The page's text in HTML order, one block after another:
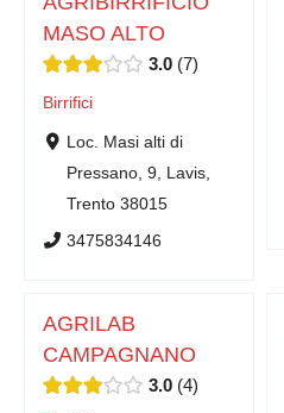
MASO ALTO
3.0 7
Birrifici
Loc. Masi alti di
Pressano, 9, Lavis,
Trento 38015
3475834146
AGRILAB
CAMPAGNANO
3.0 4